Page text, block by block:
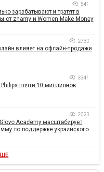
541
зарабатывают и тратят в
от znamy и Women Make Money
2730
влияет на офлайн-продажи
3341
почти 10 миллионов
2023
Academy масштабирует
по поддержке украинского